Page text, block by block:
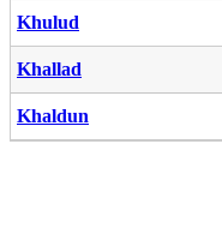
Khulud
Khallad
Khaldun